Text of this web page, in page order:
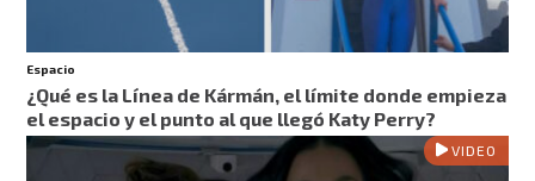
Espacio
¿Qué es la Línea de Kármán, el límite donde empieza
el espacio y el punto al que llegó Katy Perry?
VIDEO